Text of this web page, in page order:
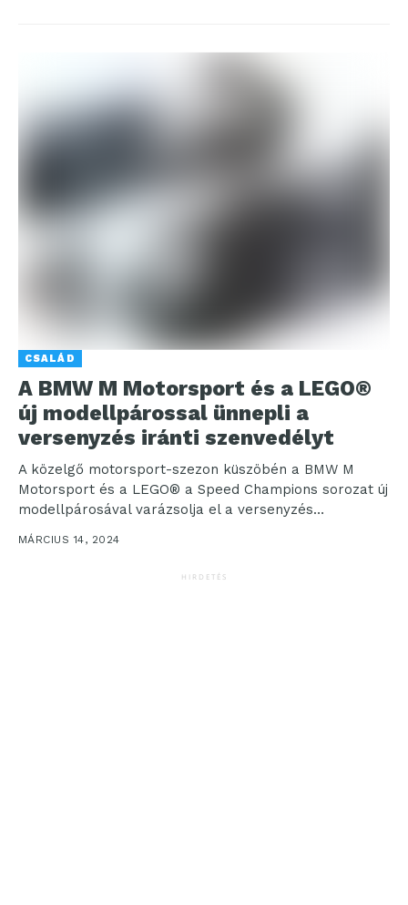
CSALÁD
A BMW M Motorsport és a LEGO®
új modellpárossal ünnepli a
versenyzés iránti szenvedélyt
A közelgő motorsport-szezon küszöbén a BMW M
Motorsport és a LEGO® a Speed Champions sorozat új
modellpárosával varázsolja el a versenyzés
szerelmeseit. Az újdonság...
MÁRCIUS 14, 2024
HIRDETÉS